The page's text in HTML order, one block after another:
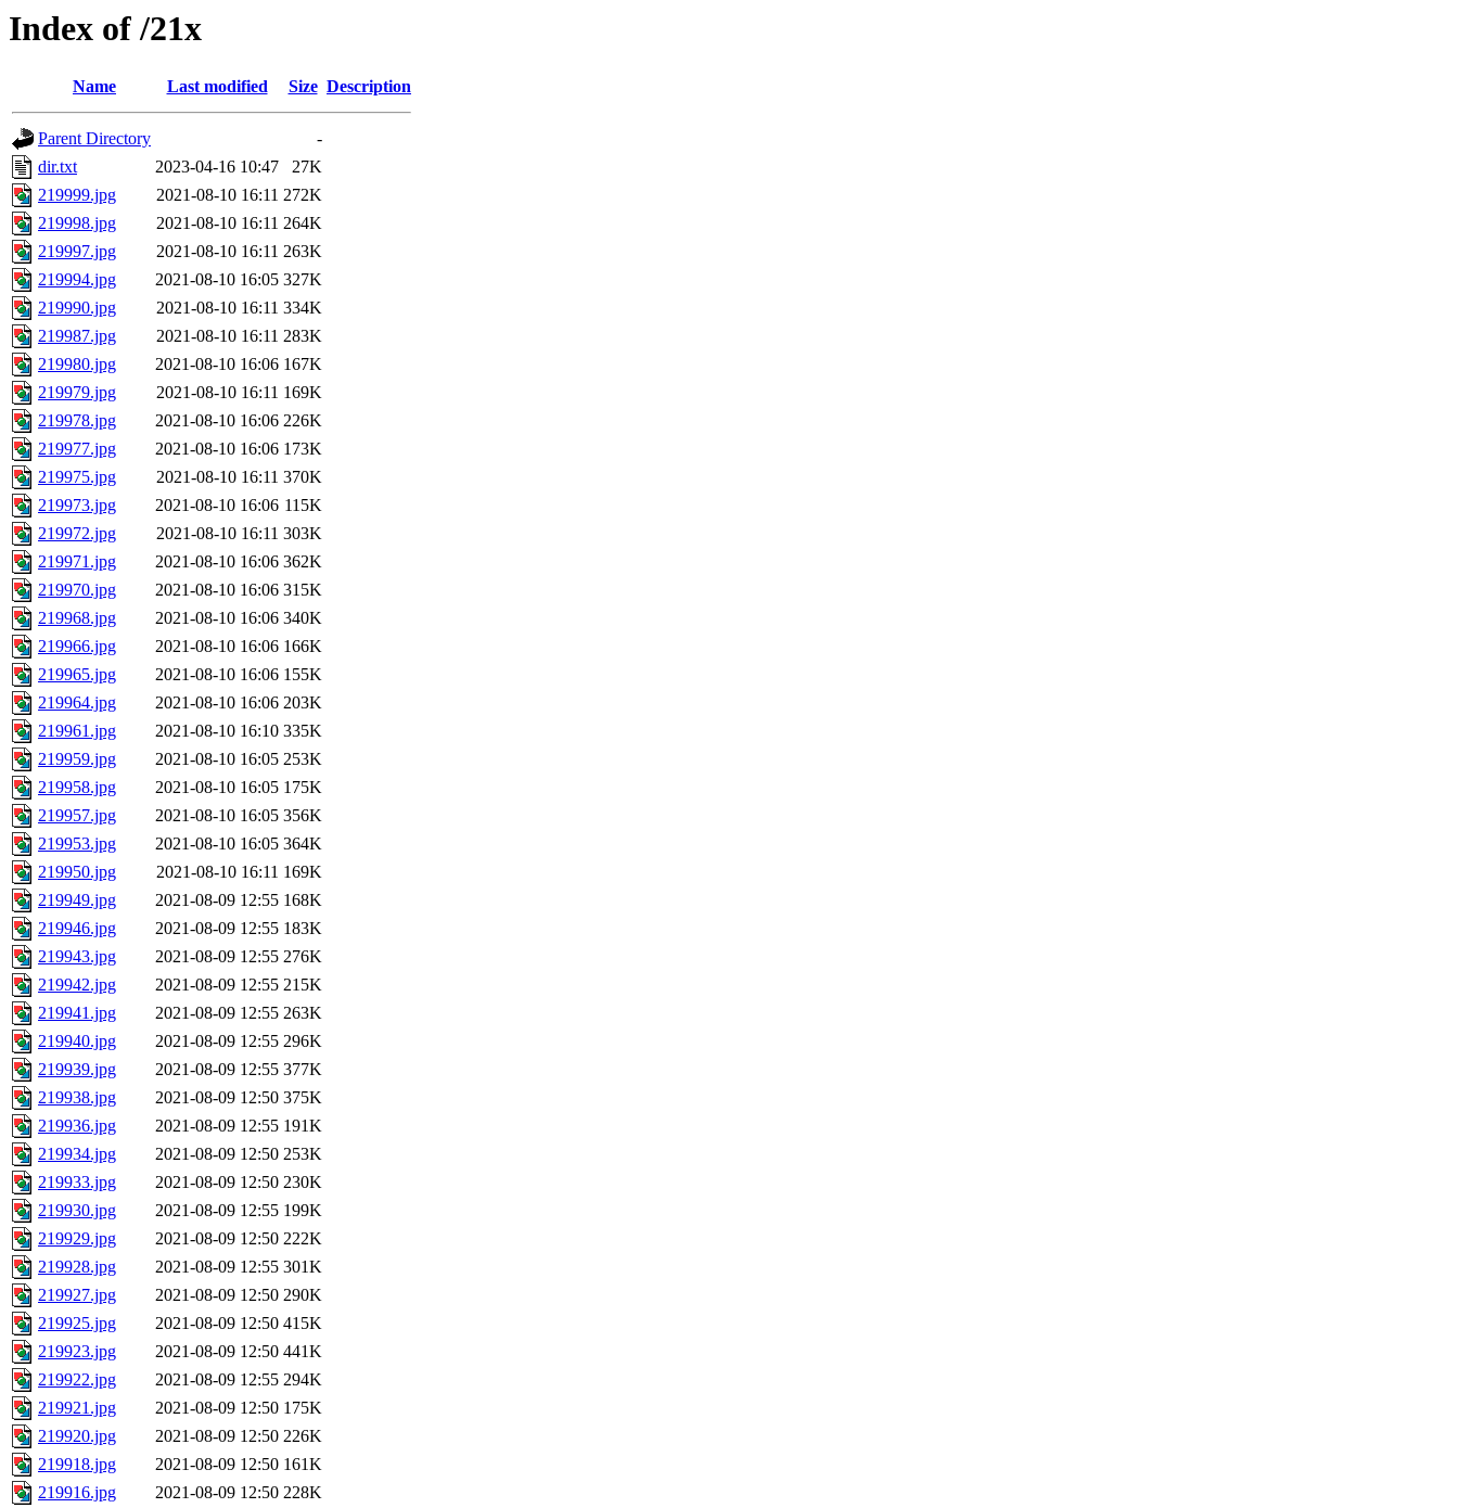
Index of /21x
Name Last modified Size Description
Parent Directory
-
dir.txt
2023-04-16 10:47
27K
219999.jpg
2021-08-10 16:11 272K
219998.jpg
2021-08-10 16:11 264K
219997.jpg
2021-08-10 16:11 263K
219994.jpg
2021-08-10 16:05 327K
219990.jpg
2021-08-10 16:11 334K
219987.jpg
2021-08-10 16:11 283K
219980.jpg
2021-08-10 16:06 167K
219979.jpg
2021-08-10 16:11 169K
219978.jpg
2021-08-10 16:06 226K
219977.jpg
2021-08-10 16:06 173K
219975.jpg
2021-08-10 16:11 370K
219973.jpg
2021-08-10 16:06 115K
219972.jpg
2021-08-10 16:11 303K
219971.jpg
2021-08-10 16:06 362K
219970.jpg
2021-08-10 16:06 315K
219968.jpg
2021-08-10 16:06 340K
219966.jpg
2021-08-10 16:06 166K
219965.jpg
2021-08-10 16:06 155K
219964.jpg
2021-08-10 16:06 203K
219961.jpg
2021-08-10 16:10 335K
219959.jpg
2021-08-10 16:05 253K
219958.jpg
2021-08-10 16:05 175K
219957.jpg
2021-08-10 16:05 356K
219953.jpg
2021-08-10 16:05 364K
219950.jpg
2021-08-10 16:11 169K
219949.jpg
2021-08-09 12:55 168K
219946.jpg
2021-08-09 12:55 183K
219943.jpg
2021-08-09 12:55 276K
219942.jpg
2021-08-09 12:55 215K
219941.jpg
2021-08-09 12:55 263K
219940.jpg
2021-08-09 12:55 296K
219939.jpg
2021-08-09 12:55 377K
219938.jpg
2021-08-09 12:50 375K
219936.jpg
2021-08-09 12:55 191K
219934.jpg
2021-08-09 12:50 253K
219933.jpg
2021-08-09 12:50 230K
219930.jpg
2021-08-09 12:55 199K
219929.jpg
2021-08-09 12:50 222K
219928.jpg
2021-08-09 12:55 301K
219927.jpg
2021-08-09 12:50 290K
219925.jpg
2021-08-09 12:50 415K
219923.jpg
2021-08-09 12:50 441K
219922.jpg
2021-08-09 12:55 294K
219921.jpg
2021-08-09 12:50 175K
219920.jpg
2021-08-09 12:50 226K
219918.jpg
2021-08-09 12:50 161K
219916.jpg
2021-08-09 12:50 228K